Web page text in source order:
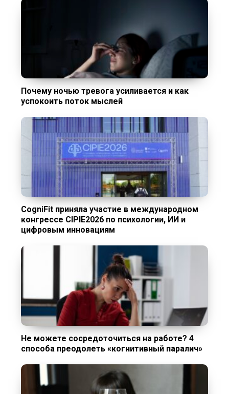
Почему ночью тревога усиливается и как
успокоить поток мыслей
CogniFit приняла участие в международном
конгрессе CIPIE2026 по психологии, ИИ и
цифровым инновациям
Не можете сосредоточиться на работе? 4
способа преодолеть «когнитивный паралич»